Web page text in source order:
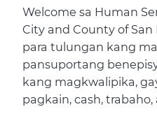
Welcome sa Human
City and County of
para tulungan kang
pansuportang
kang magkwalipika,
pagkain, cash,